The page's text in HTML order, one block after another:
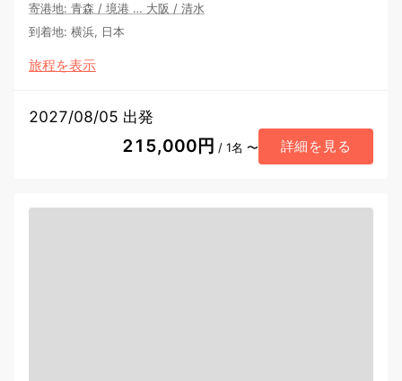
寄港地: 青森 / 境港 … 大阪 / 清水
到着地: 横浜, 日本
旅程を表示
2027/08/05 出発
215,000円 / 1名 〜 詳細を見る